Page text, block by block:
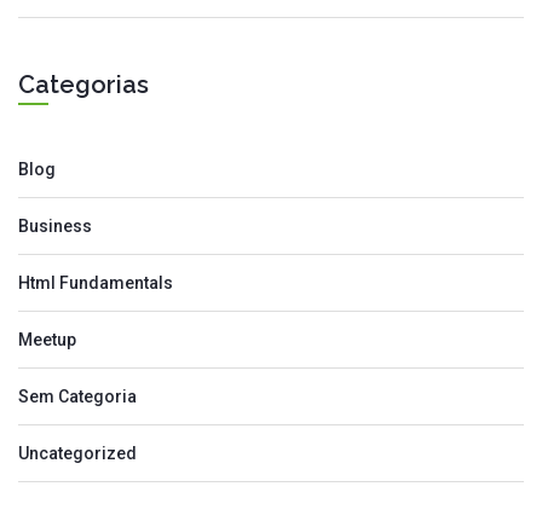
Categorias
Blog
Business
Html Fundamentals
Meetup
Sem Categoria
Uncategorized